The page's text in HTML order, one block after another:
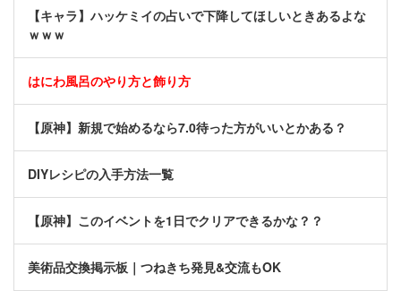
【キャラ】ハッケミイの占いで下降してほしいときあるよな
ｗｗｗ
はにわ風呂のやり方と飾り方
【原神】新規で始めるなら7.0待った方がいいとかある？
DIYレシピの入手方法一覧
【原神】このイベントを1日でクリアできるかな？？
美術品交換掲示板｜つねきち発見&交流もOK